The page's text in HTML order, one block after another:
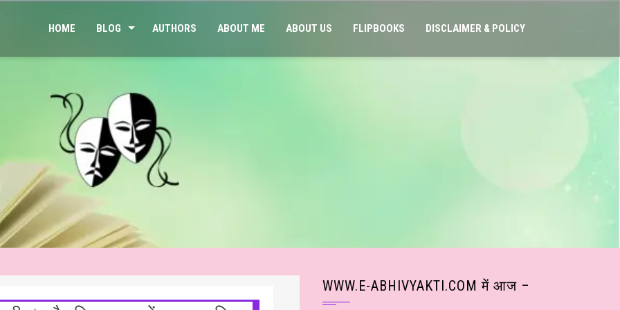
HOME BLOG AUTHORS ABOUT ME ABOUT US FLIPBOOKS DISCLAIMER & POLICY
WWW.E-ABHIVYAKTI.COM में आज –